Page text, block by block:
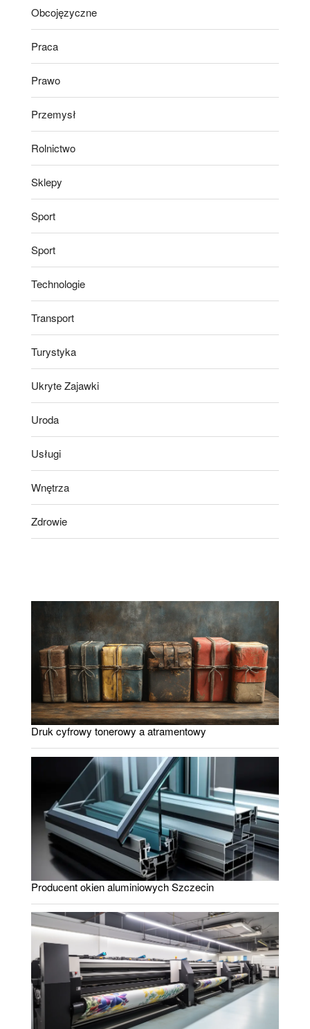
Obcojęzyczne
Praca
Prawo
Przemysł
Rolnictwo
Sklepy
Sport
Sport
Technologie
Transport
Turystyka
Ukryte Zajawki
Uroda
Usługi
Wnętrza
Zdrowie
Druk cyfrowy tonerowy a atramentowy
Producent okien aluminiowych Szczecin